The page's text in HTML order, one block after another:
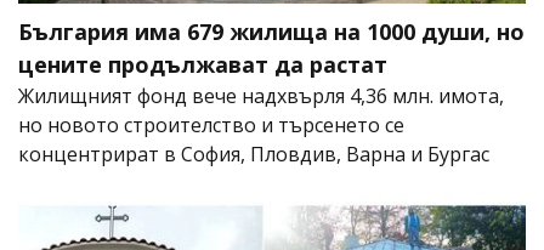
България има 679 жилища на 1000 души, но
цените продължават да растат
Жилищният фонд вече надхвърля 4,36 млн. имота,
но новото строителство и търсенето се
концентрират в София, Пловдив, Варна и Бургас